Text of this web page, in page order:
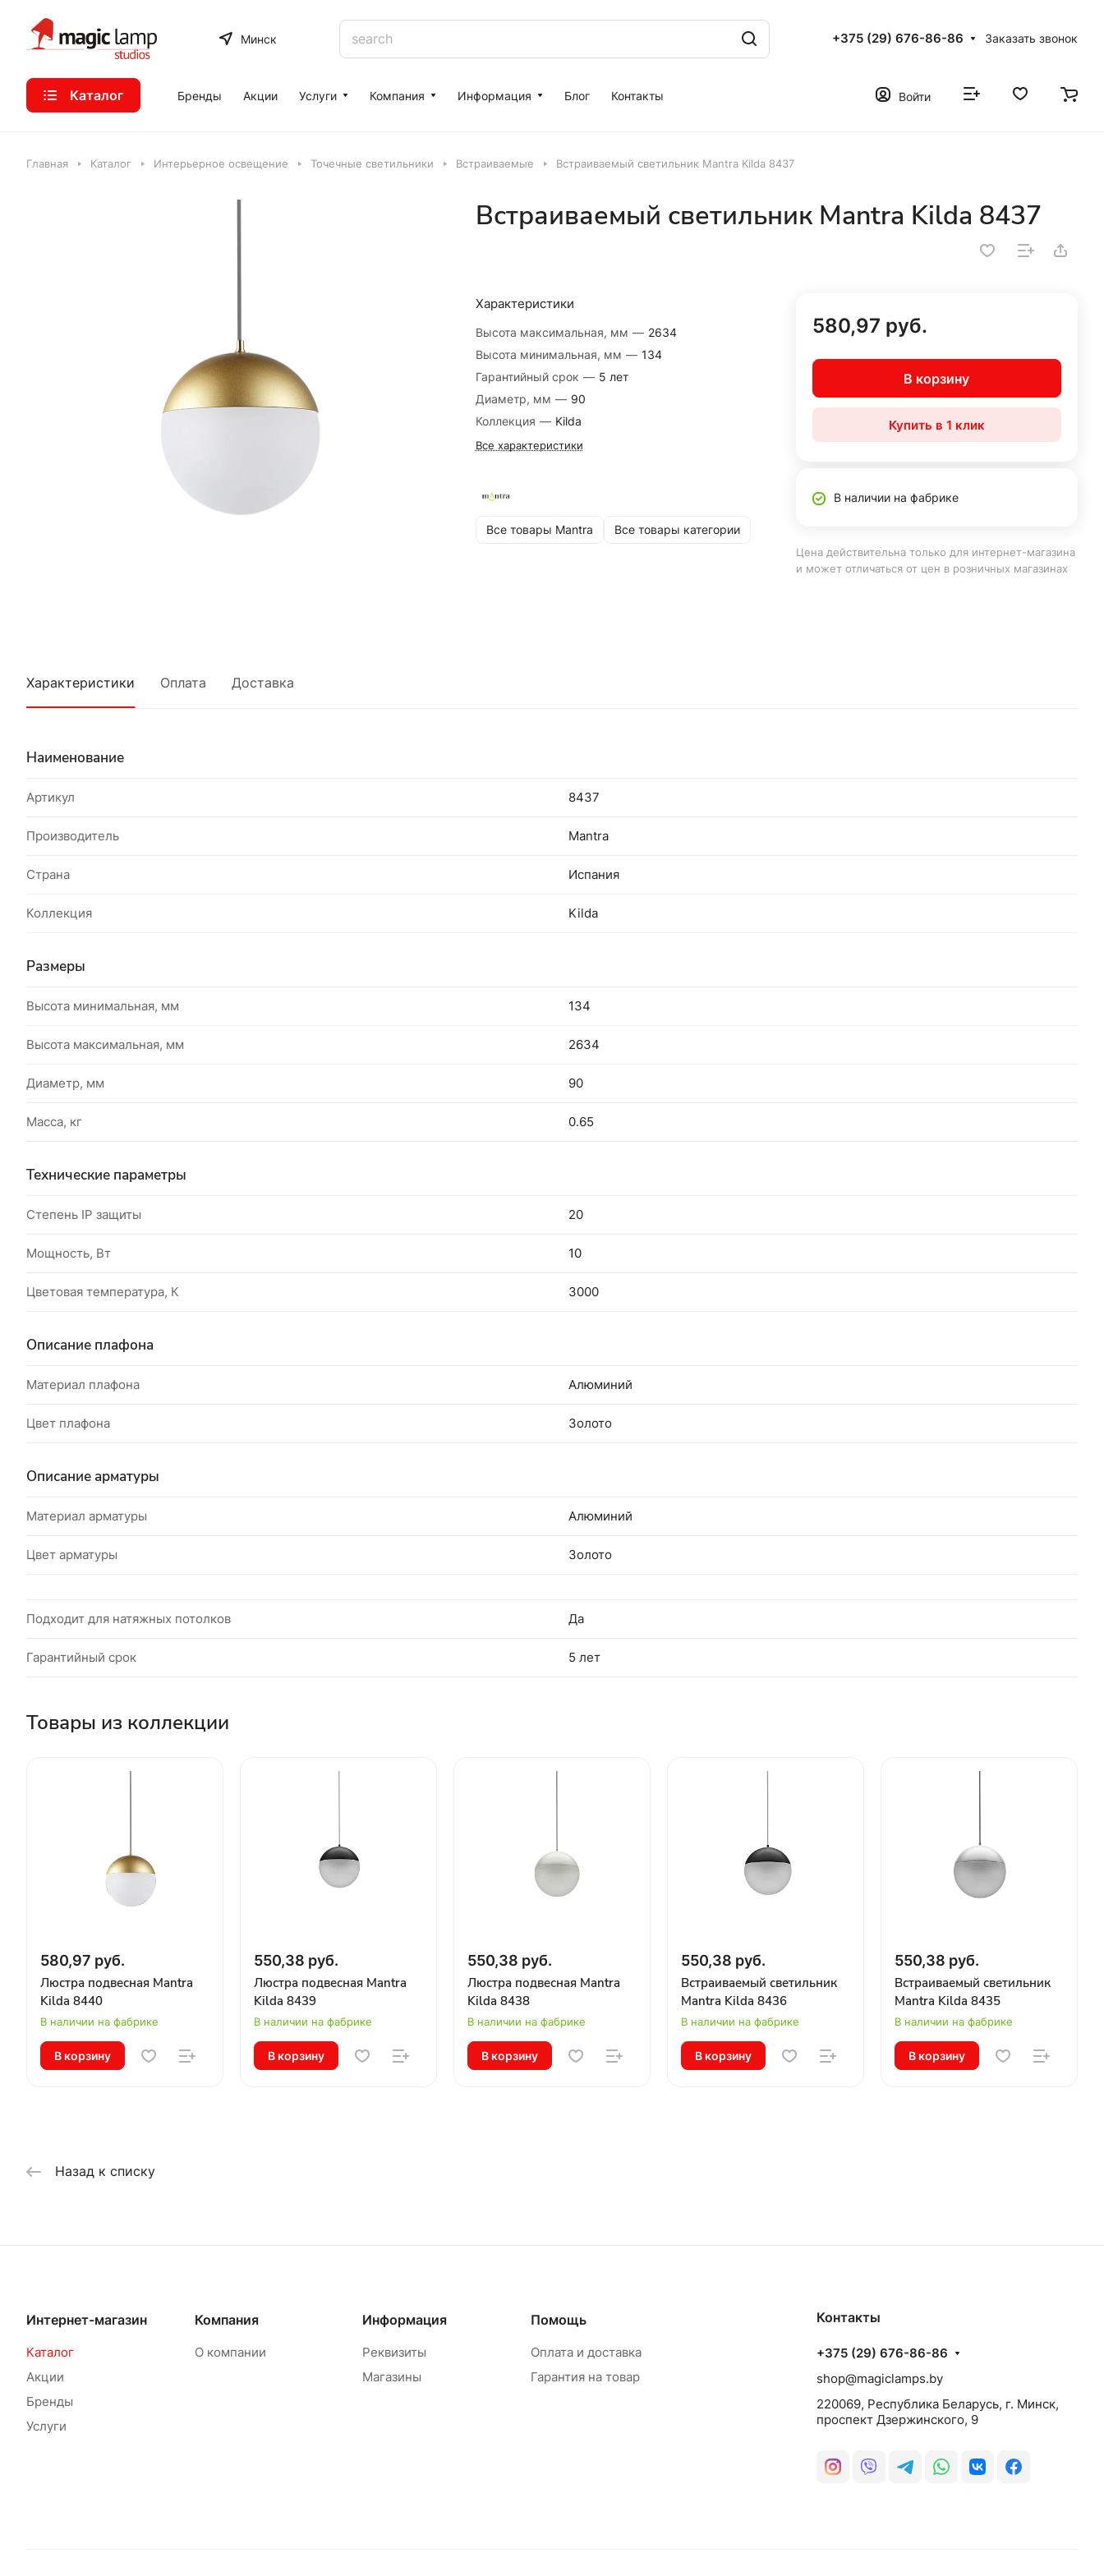
Минск +375 (29) 676-86-86 Заказать звонок
Каталог Бренды Акции Услуги Компания Информация Блог Контакты Войти
Главная Каталог Интерьерное освещение Точечные светильники Встраиваемые Встраиваемый светильник Mantra Kilda 8437
Встраиваемый светильник Mantra Kilda 8437
Характеристики
Высота максимальная, мм — 2634
Высота минимальная, мм — 134
Гарантийный срок — 5 лет
Диаметр, мм — 90
Коллекция — Kilda
Все характеристики
Все товары Mantra Все товары категории
580,97 руб.
В корзину
Купить в 1 клик
В наличии на фабрике
Цена действительна только для интернет-магазина
и может отличаться от цен в розничных магазинах
Характеристики Оплата Доставка
Наименование
Артикул 8437
Производитель Mantra
Страна Испания
Коллекция Kilda
Размеры
Высота минимальная, мм 134
Высота максимальная, мм 2634
Диаметр, мм 90
Масса, кг 0.65
Технические параметры
Степень IP защиты 20
Мощность, Вт 10
Цветовая температура, К 3000
Описание плафона
Материал плафона Алюминий
Цвет плафона Золото
Описание арматуры
Материал арматуры Алюминий
Цвет арматуры Золото
Подходит для натяжных потолков Да
Гарантийный срок 5 лет
Товары из коллекции
580,97 руб.
Люстра подвесная Mantra
Kilda 8440
В наличии на фабрике
В корзину
550,38 руб.
Люстра подвесная Mantra
Kilda 8439
В наличии на фабрике
В корзину
550,38 руб.
Люстра подвесная Mantra
Kilda 8438
В наличии на фабрике
В корзину
550,38 руб.
Встраиваемый светильник
Mantra Kilda 8436
В наличии на фабрике
В корзину
550,38 руб.
Встраиваемый светильник
Mantra Kilda 8435
В наличии на фабрике
В корзину
Назад к списку
Интернет-магазин
Каталог
Акции
Бренды
Услуги
Компания
О компании
Информация
Реквизиты
Магазины
Помощь
Оплата и доставка
Гарантия на товар
Контакты
+375 (29) 676-86-86
shop@magiclamps.by
220069, Республика Беларусь, г. Минск,
проспект Дзержинского, 9